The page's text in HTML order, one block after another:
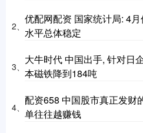
2、
优配网配资 国家统计局: 4
水平总体稳定
3、
大牛时代 中国出手, 针对日
本磁铁降到184吨
4、
配资658 中国股市真正发财
单往往越赚钱